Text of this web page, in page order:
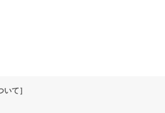
いて］